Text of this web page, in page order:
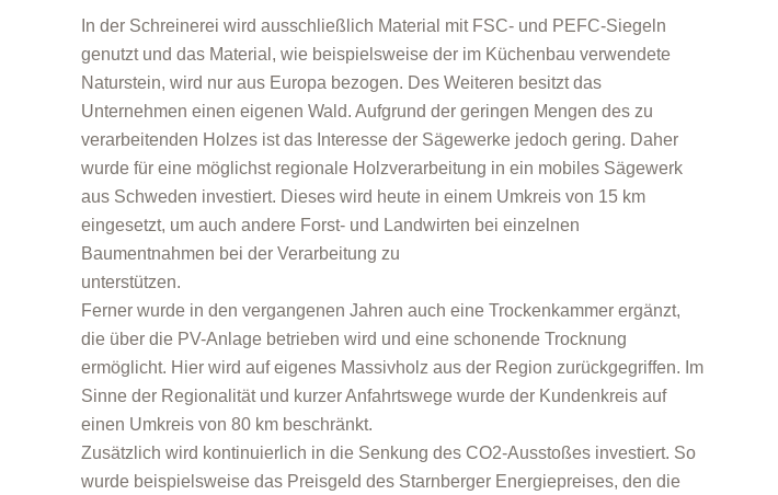
In der Schreinerei wird ausschließlich Material mit FSC- und PEFC-Siegeln
genutzt und das Material, wie beispielsweise der im Küchenbau verwendete
Naturstein, wird nur aus Europa bezogen. Des Weiteren besitzt das
Unternehmen einen eigenen Wald. Aufgrund der geringen Mengen des zu
verarbeitenden Holzes ist das Interesse der Sägewerke jedoch gering. Daher
wurde für eine möglichst regionale Holzverarbeitung in ein mobiles Sägewerk
aus Schweden investiert. Dieses wird heute in einem Umkreis von 15 km
eingesetzt, um auch andere Forst- und Landwirten bei einzelnen
Baumentnahmen bei der Verarbeitung zu
unterstützen.
Ferner wurde in den vergangenen Jahren auch eine Trockenkammer ergänzt,
die über die PV-Anlage betrieben wird und eine schonende Trocknung
ermöglicht. Hier wird auf eigenes Massivholz aus der Region zurückgegriffen. Im
Sinne der Regionalität und kurzer Anfahrtswege wurde der Kundenkreis auf
einen Umkreis von 80 km beschränkt.
Zusätzlich wird kontinuierlich in die Senkung des CO2-Ausstoßes investiert. So
wurde beispielsweise das Preisgeld des Starnberger Energiepreises, den die